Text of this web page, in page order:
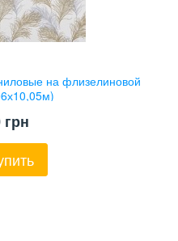
на флизелиновой
грн